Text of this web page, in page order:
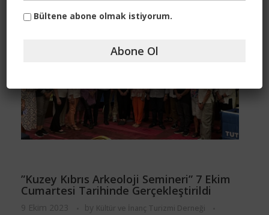
”Kuzey Kıbrıs Arkeoloji Semineri” 7 Ekim
Cumartesi Tarihinde Gerçekleştirildi
9 Ekim 2023 by Kültür ve İnanç Turizmi Derneği
Bültene abone olmak istiyorum.
Abone Ol